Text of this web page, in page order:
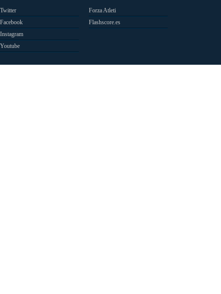
Twitter
Facebook
Instagram
Youtube
Forza Atleti
Flashscore.es